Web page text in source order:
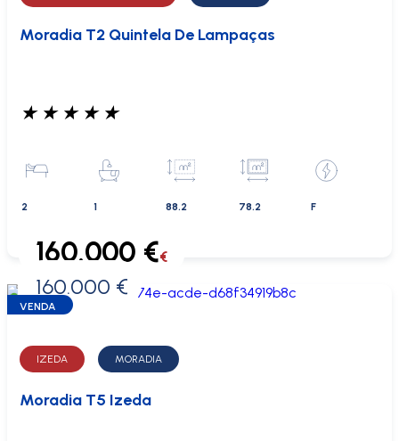
Moradia T2 Quintela De Lampaças
★ ★ ★ ★ ★
2 1 88.2 78.2 F
0 €
160.000 €€
160.000 €
VENDA
IZEDA MORADIA
Moradia T5 Izeda